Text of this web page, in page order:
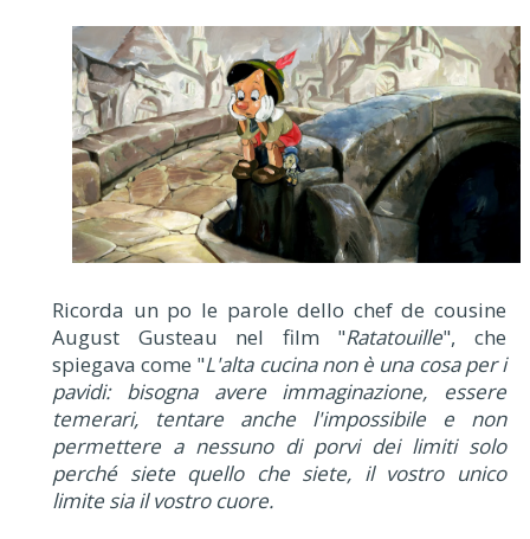
Ricorda un po le parole dello chef de cousine
August Gusteau nel film "Ratatouille", che
spiegava come "L'alta cucina non è una cosa per i
pavidi: bisogna avere immaginazione, essere
temerari, tentare anche l'impossibile e non
permettere a nessuno di porvi dei limiti solo
perché siete quello che siete, il vostro unico
limite sia il vostro cuore.